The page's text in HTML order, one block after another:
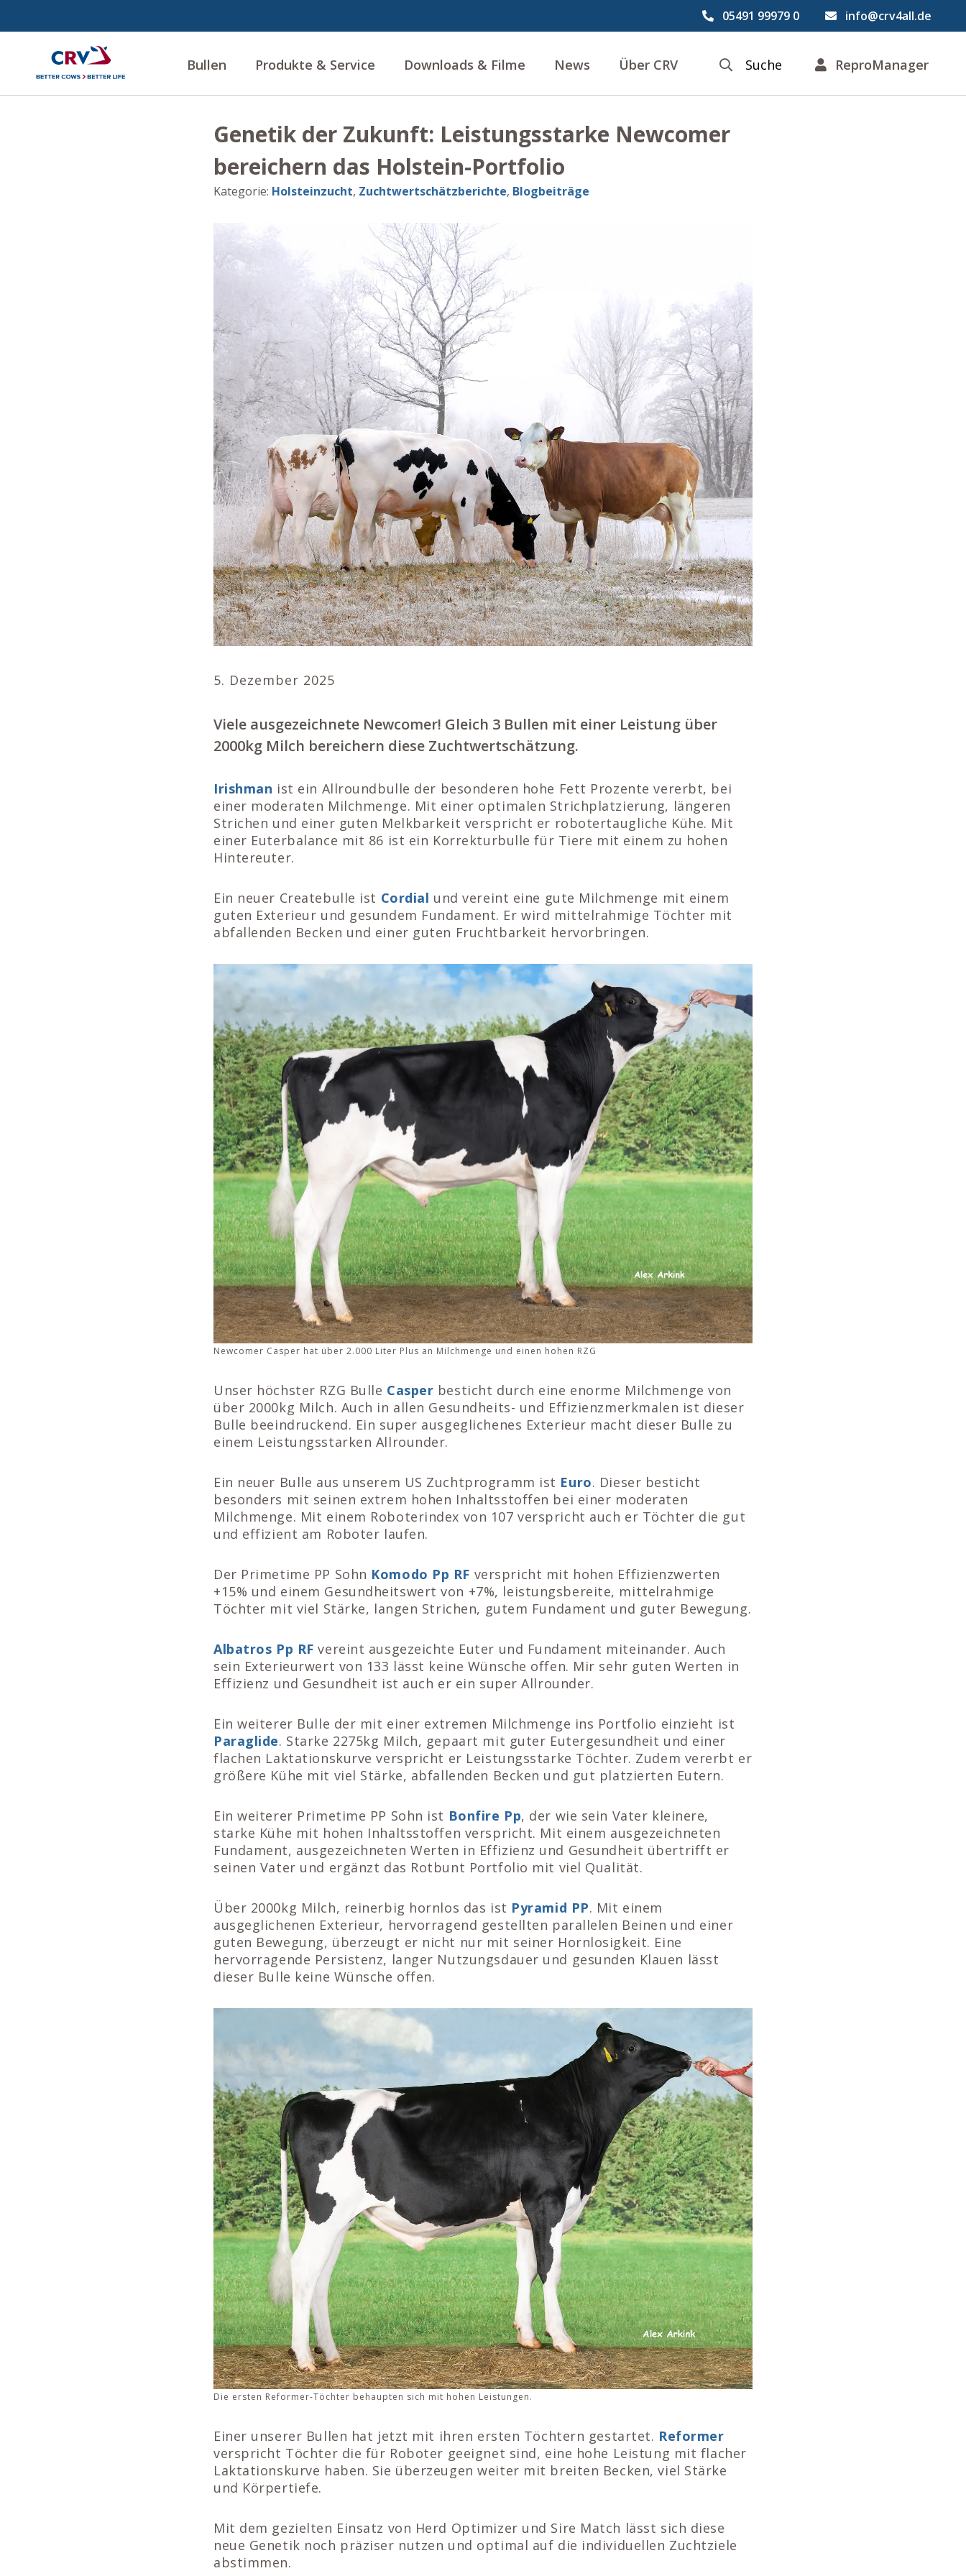
05491 99979 0 info@crv4all.de
Bullen Produkte & Service Downloads & Filme News Über CRV Suche ReproManager
Genetik der Zukunft: Leistungsstarke Newcomer
bereichern das Holstein-Portfolio
Kategorie: Holsteinzucht, Zuchtwertschätzberichte, Blogbeiträge
5. Dezember 2025
Viele ausgezeichnete Newcomer! Gleich 3 Bullen mit einer Leistung über
2000kg Milch bereichern diese Zuchtwertschätzung.
Irishman ist ein Allroundbulle der besonderen hohe Fett Prozente vererbt, bei
einer moderaten Milchmenge. Mit einer optimalen Strichplatzierung, längeren
Strichen und einer guten Melkbarkeit verspricht er robotertaugliche Kühe. Mit
einer Euterbalance mit 86 ist ein Korrekturbulle für Tiere mit einem zu hohen
Hintereuter.
Ein neuer Createbulle ist Cordial und vereint eine gute Milchmenge mit einem
guten Exterieur und gesundem Fundament. Er wird mittelrahmige Töchter mit
abfallenden Becken und einer guten Fruchtbarkeit hervorbringen.
Newcomer Casper hat über 2.000 Liter Plus an Milchmenge und einen hohen RZG
Unser höchster RZG Bulle Casper besticht durch eine enorme Milchmenge von
über 2000kg Milch. Auch in allen Gesundheits- und Effizienzmerkmalen ist dieser
Bulle beeindruckend. Ein super ausgeglichenes Exterieur macht dieser Bulle zu
einem Leistungsstarken Allrounder.
Ein neuer Bulle aus unserem US Zuchtprogramm ist Euro. Dieser besticht
besonders mit seinen extrem hohen Inhaltsstoffen bei einer moderaten
Milchmenge. Mit einem Roboterindex von 107 verspricht auch er Töchter die gut
und effizient am Roboter laufen.
Der Primetime PP Sohn Komodo Pp RF verspricht mit hohen Effizienzwerten
+15% und einem Gesundheitswert von +7%, leistungsbereite, mittelrahmige
Töchter mit viel Stärke, langen Strichen, gutem Fundament und guter Bewegung.
Albatros Pp RF vereint ausgezeichte Euter und Fundament miteinander. Auch
sein Exterieurwert von 133 lässt keine Wünsche offen. Mir sehr guten Werten in
Effizienz und Gesundheit ist auch er ein super Allrounder.
Ein weiterer Bulle der mit einer extremen Milchmenge ins Portfolio einzieht ist
Paraglide. Starke 2275kg Milch, gepaart mit guter Eutergesundheit und einer
flachen Laktationskurve verspricht er Leistungsstarke Töchter. Zudem vererbt er
größere Kühe mit viel Stärke, abfallenden Becken und gut platzierten Eutern.
Ein weiterer Primetime PP Sohn ist Bonfire Pp, der wie sein Vater kleinere,
starke Kühe mit hohen Inhaltsstoffen verspricht. Mit einem ausgezeichneten
Fundament, ausgezeichneten Werten in Effizienz und Gesundheit übertrifft er
seinen Vater und ergänzt das Rotbunt Portfolio mit viel Qualität.
Über 2000kg Milch, reinerbig hornlos das ist Pyramid PP. Mit einem
ausgeglichenen Exterieur, hervorragend gestellten parallelen Beinen und einer
guten Bewegung, überzeugt er nicht nur mit seiner Hornlosigkeit. Eine
hervorragende Persistenz, langer Nutzungsdauer und gesunden Klauen lässt
dieser Bulle keine Wünsche offen.
Die ersten Reformer-Töchter behaupten sich mit hohen Leistungen.
Einer unserer Bullen hat jetzt mit ihren ersten Töchtern gestartet. Reformer
verspricht Töchter die für Roboter geeignet sind, eine hohe Leistung mit flacher
Laktationskurve haben. Sie überzeugen weiter mit breiten Becken, viel Stärke
und Körpertiefe.
Mit dem gezielten Einsatz von Herd Optimizer und Sire Match lässt sich diese
neue Genetik noch präziser nutzen und optimal auf die individuellen Zuchtziele
abstimmen.